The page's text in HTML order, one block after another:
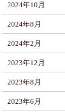
2024年10月
2024年8月
2024年2月
2023年12月
2023年8月
2023年6月